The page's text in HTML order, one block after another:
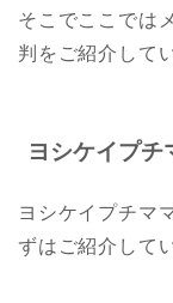
そこでここでは
判をご紹介して
ヨシケイプチ
ヨシケイプチマ
ずはご紹介して